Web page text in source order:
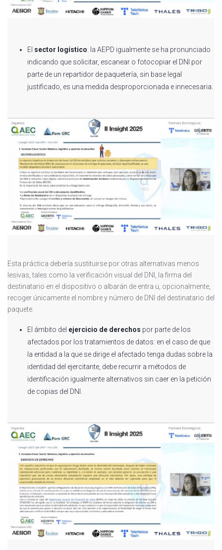
El sector logístico: la AEPD igualmente se ha pronunciado
indicando que solicitar, escanear o fotocopiar el DNI por
parte de un repartidor de paquetería, sin base legal
justificado, es una medida desproporcionada e innecesaria.
Esta práctica debería sustituirse por otras alternativas menos
lesivas, tales como la verificación visual del DNI, la firma del
destinatario en el dispositivo o albarán de entra u, opcionalmente,
recoger únicamente el nombre y número de DNI del destinatario del
paquete.
El ámbito del ejercicio de derechos por parte de los
afectados por los tratamientos de datos: en el caso de que
la entidad a la que se dirige el afectado tenga dudas sobre la
identidad del ejercitante, debe recurrir a métodos de
identificación igualmente alternativos sin caer en la petición
de copias del DNI.